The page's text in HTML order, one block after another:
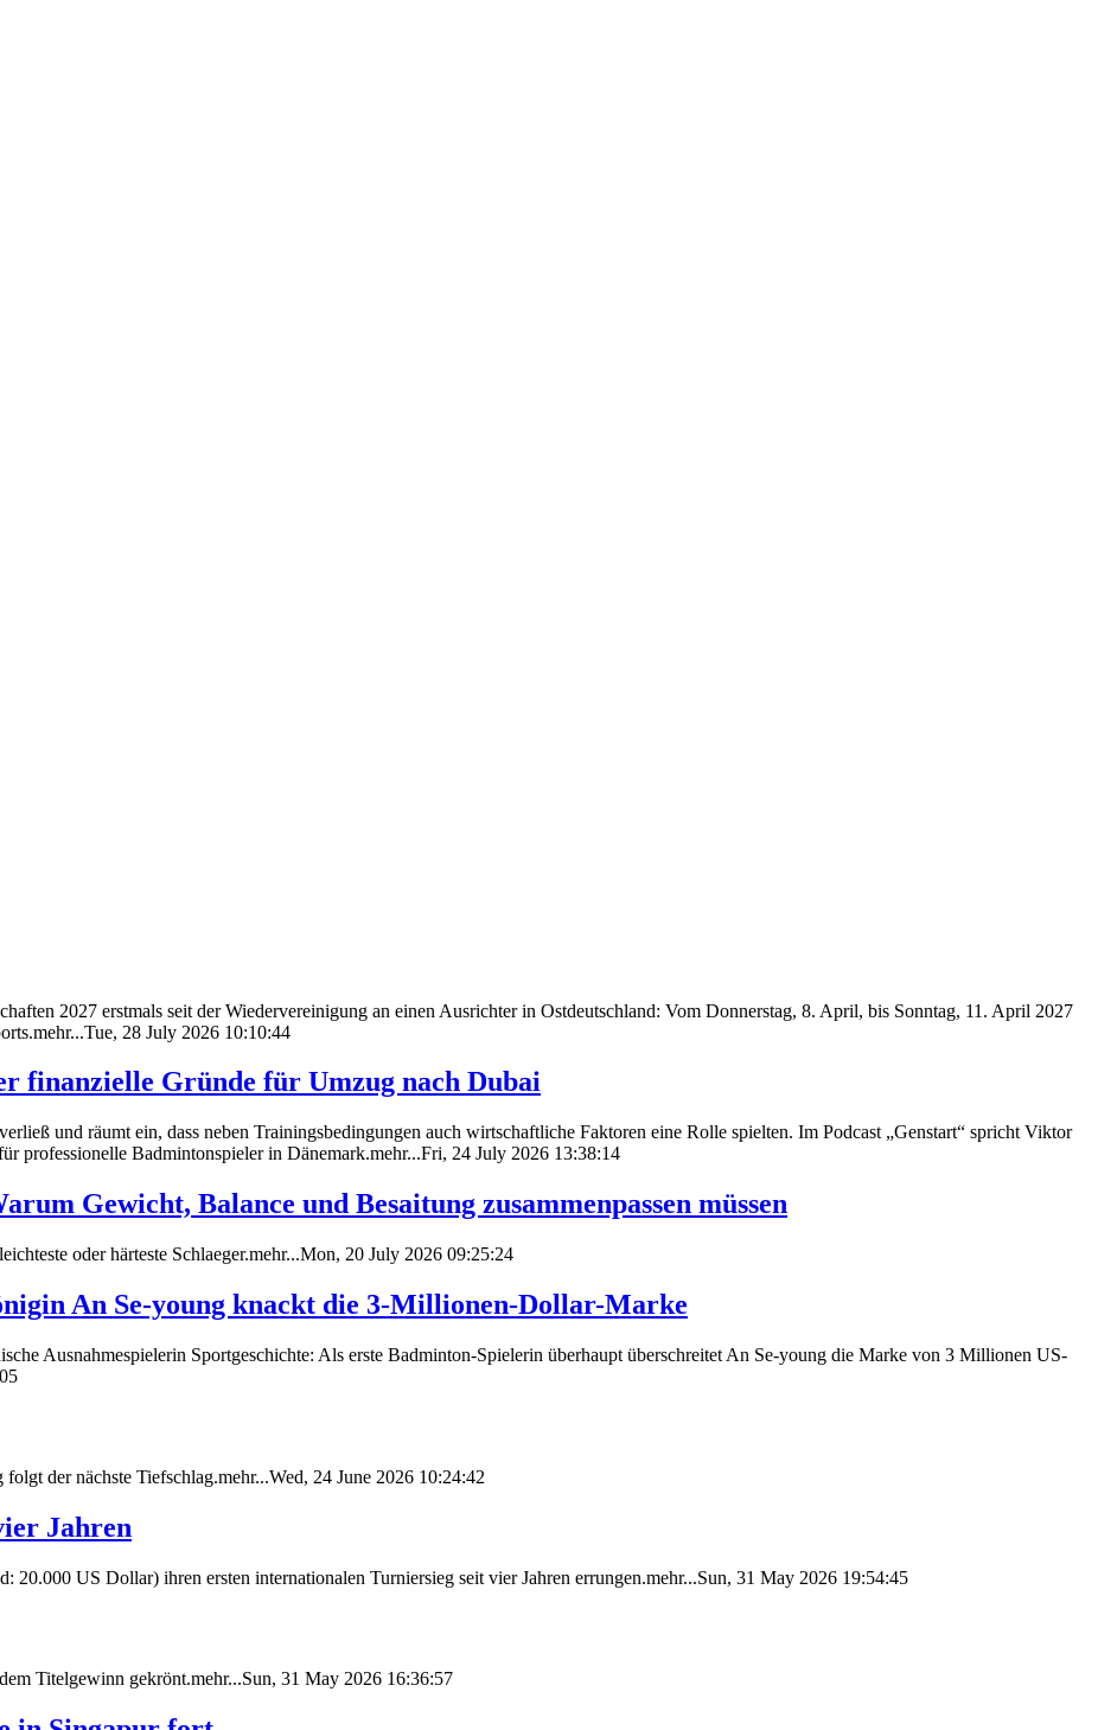
2027 erstmals seit der Wiedervereinigung an einen Ausrichter in Ostdeutschland: Vom Donnerstag, 8. April, bis Sonntag, 11. April 2027
28 July 2026 10:10:44
finanzielle Gründe für Umzug nach Dubai
und räumt ein, dass neben Trainingsbedingungen auch wirtschaftliche Faktoren eine Rolle spielten. Im Podcast „Genstart“ spricht Viktor
professionelle Badmintonspieler in Dänemark.mehr...Fri, 24 July 2026 13:38:14
Gewicht, Balance und Besaitung zusammenpassen müssen
oder härteste Schlaeger.mehr...Mon, 20 July 2026 09:25:24
An Se-young knackt die 3-Millionen-Dollar-Marke
Ausnahmespielerin Sportgeschichte: Als erste Badminton-Spielerin überhaupt überschreitet An Se-young die Marke von 3 Millionen US-
der nächste Tiefschlag.mehr...Wed, 24 June 2026 10:24:42
Jahren
US Dollar) ihren ersten internationalen Turniersieg seit vier Jahren errungen.mehr...Sun, 31 May 2026 19:54:45
Titelgewinn gekrönt.mehr...Sun, 31 May 2026 16:36:57